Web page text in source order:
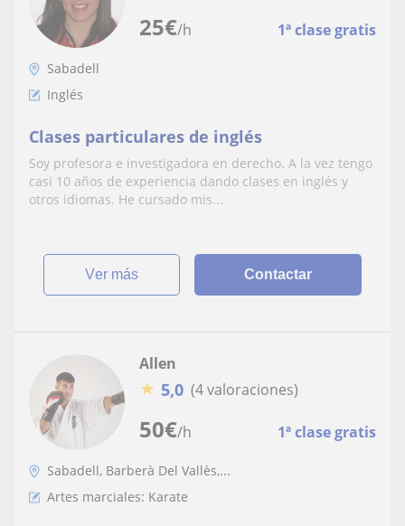
25€/h 1ª clase gratis
Sabadell
Inglés
Clases particulares de inglés
Soy profesora e investigadora en derecho. A la vez tengo
casi 10 años de experiencia dando clases en inglés y
otros idiomas. He cursado mis...
ver más Contactar
50€/h 1ª clase gratis
Allen
★ 5,0 (4 valoraciones)
Sabadell, Barberà Del Vallès,...
Artes marciales: Karate